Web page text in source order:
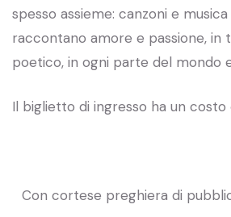
spesso assieme: canzoni e
raccontano amore e passione, in
poetico, in ogni parte del mondo
Il biglietto di ingresso ha un costo
Con cortese preghiera di